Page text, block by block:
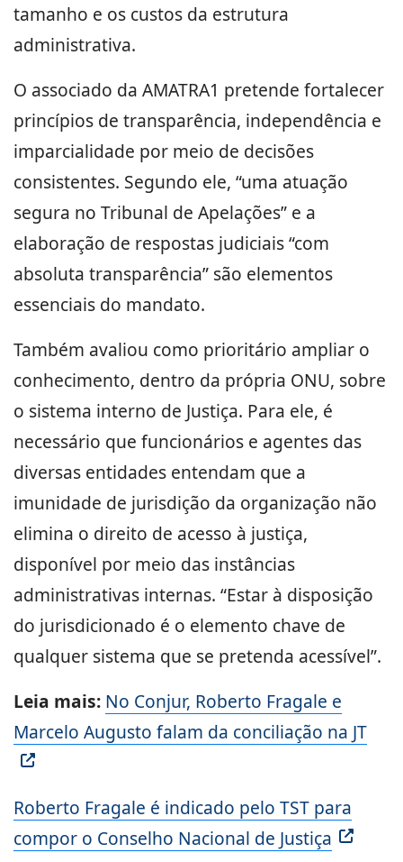
tamanho e os custos da estrutura
administrativa.
O associado da AMATRA1 pretende fortalecer
princípios de transparência, independência e
imparcialidade por meio de decisões
consistentes. Segundo ele, “uma atuação
segura no Tribunal de Apelações” e a
elaboração de respostas judiciais “com
absoluta transparência” são elementos
essenciais do mandato.
Também avaliou como prioritário ampliar o
conhecimento, dentro da própria ONU, sobre
o sistema interno de Justiça. Para ele, é
necessário que funcionários e agentes das
diversas entidades entendam que a
imunidade de jurisdição da organização não
elimina o direito de acesso à justiça,
disponível por meio das instâncias
administrativas internas. “Estar à disposição
do jurisdicionado é o elemento chave de
qualquer sistema que se pretenda acessível”.
Leia mais: No Conjur, Roberto Fragale e
Marcelo Augusto falam da conciliação na JT
Roberto Fragale é indicado pelo TST para
compor o Conselho Nacional de Justiça